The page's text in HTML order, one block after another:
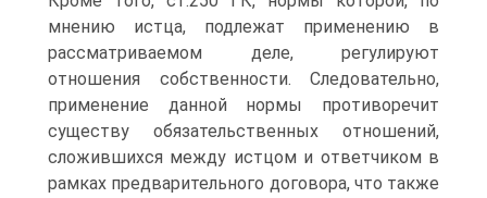
мнению истца, подлежат применению в
рассматриваемом деле, регулируют
отношения собственности. Следовательно,
применение данной нормы противоречит
существу обязательственных отношений,
сложившихся между истцом и ответчиком в
рамках предварительного договора, что также